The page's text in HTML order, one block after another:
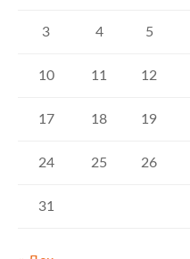
3 4 5
10 11 12
17 18 19
24 25 26
31